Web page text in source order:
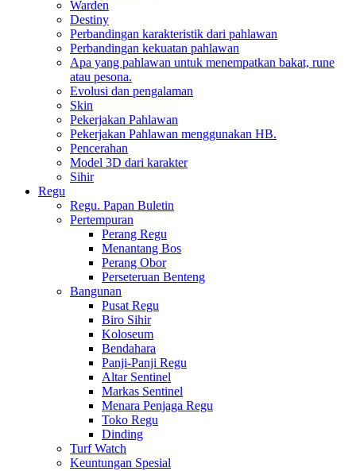
Warden
Destiny
Perbandingan karakteristik dari pahlawan
Perbandingan kekuatan pahlawan
Apa yang pahlawan untuk menempatkan bakat, rune
atau pesona.
Evolusi dan pengalaman
Skin
Pekerjakan Pahlawan
Pekerjakan Pahlawan menggunakan HB.
Pencerahan
Model 3D dari karakter
Sihir
Regu
Regu. Papan Buletin
Pertempuran
Perang Regu
Menantang Bos
Perang Obor
Perseteruan Benteng
Bangunan
Pusat Regu
Biro Sihir
Koloseum
Bendahara
Panji-Panji Regu
Altar Sentinel
Markas Sentinel
Menara Penjaga Regu
Toko Regu
Dinding
Turf Watch
Keuntungan Spesial